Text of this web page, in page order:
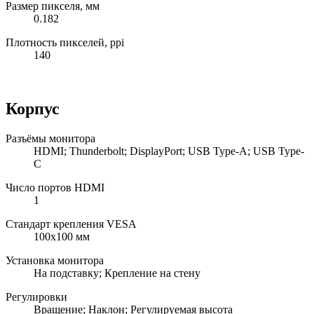
Размер пикселя, мм
0.182
Плотность пикселей, ppi
140
Корпус
Разъёмы монитора
HDMI; Thunderbolt; DisplayPort; USB Type-A; USB Type-
C
Число портов HDMI
1
Стандарт крепления VESA
100x100 мм
Установка монитора
На подставку; Крепление на стену
Регулировки
Вращение; Наклон; Регулируемая высота